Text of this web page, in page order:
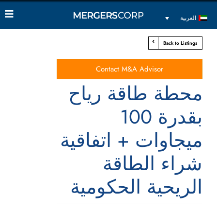
العربية
Back to Listings
Contact M&A Advisor
محطة طاقة رياح
بقدرة 100
ميجاوات + اتفاقية
شراء الطاقة
الريحية الحكومية